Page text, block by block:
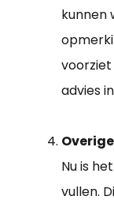
kunnen
advies
Nu is
vullen.